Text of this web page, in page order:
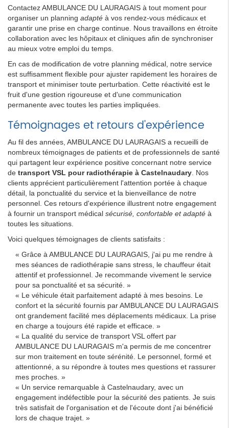
Contactez AMBULANCE DU LAURAGAIS à tout moment pour
organiser un planning adapté à vos rendez-vous médicaux et
garantir une prise en charge continue. Nous travaillons en étroite
collaboration avec les hôpitaux et cliniques afin de synchroniser
au mieux votre emploi du temps.
En cas de modification de votre planning médical, notre service
est suffisamment flexible pour ajuster rapidement les horaires de
transport et minimiser toute perturbation. Cette réactivité est le
fruit d'une gestion rigoureuse et d'une communication
permanente avec toutes les parties impliquées.
Témoignages et retours d'expérience
Au fil des années, AMBULANCE DU LAURAGAIS a recueilli de
nombreux témoignages de patients et de professionnels de santé
qui partagent leur expérience positive concernant notre service
de transport VSL pour radiothérapie à Castelnaudary . Nos
clients apprécient particulièrement l'attention portée à chaque
détail, la ponctualité du service et la bienveillance de notre
personnel. Ces retours d'expérience illustrent notre engagement
à fournir un transport médical sécurisé, confortable et adapté à
toutes les situations.
Voici quelques témoignages de clients satisfaits :
« Grâce à AMBULANCE DU LAURAGAIS, j'ai pu me rendre à
mes séances de radiothérapie sans stress, le chauffeur était
attentif et professionnel. Je recommande vivement le service
pour sa ponctualité et sa sécurité. »
« Le véhicule était parfaitement adapté à mes besoins. Le
confort et la sécurité fournis par AMBULANCE DU LAURAGAIS
ont grandement facilité mes déplacements médicaux. La prise
en charge a toujours été rapide et efficace. »
« La qualité du service de transport VSL offert par
AMBULANCE DU LAURAGAIS m'a permis de me concentrer
sur mon traitement en toute sérénité. Le personnel, formé et
attentionné, a su répondre à toutes mes questions et rassurer
mes proches. »
« Un service remarquable à Castelnaudary, avec un
engagement indéfectible pour la sécurité des patients. Je suis
très satisfait de l'organisation et de l'écoute dont j'ai bénéficié
lors de chaque trajet. »